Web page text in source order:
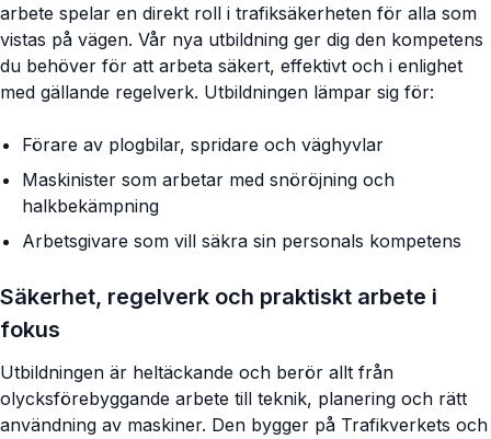
arbete spelar en direkt roll i trafiksäkerheten för alla som
vistas på vägen. Vår nya utbildning ger dig den kompetens
du behöver för att arbeta säkert, effektivt och i enlighet
med gällande regelverk. Utbildningen lämpar sig för:
Förare av plogbilar, spridare och väghyvlar
Maskinister som arbetar med snöröjning och
halkbekämpning
Arbetsgivare som vill säkra sin personals kompetens
Säkerhet, regelverk och praktiskt arbete i
fokus
Utbildningen är heltäckande och berör allt från
olycksförebyggande arbete till teknik, planering och rätt
användning av maskiner. Den bygger på Trafikverkets och